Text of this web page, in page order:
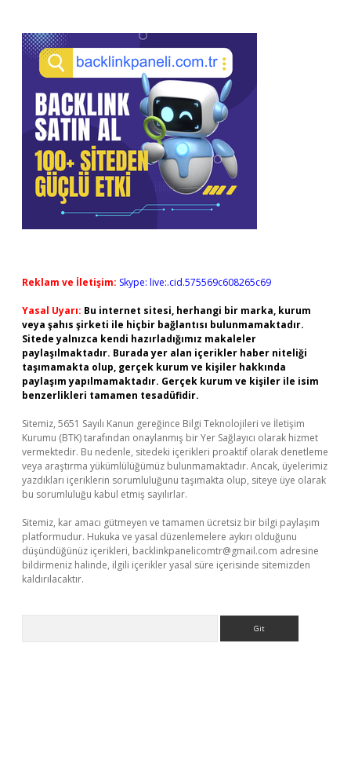
Reklam ve İletişim: Skype: live:.cid.575569c608265c69
Yasal Uyarı: Bu internet sitesi, herhangi bir marka, kurum
veya şahıs şirketi ile hiçbir bağlantısı bulunmamaktadır.
Sitede yalnızca kendi hazırladığımız makaleler
paylaşılmaktadır. Burada yer alan içerikler haber niteliği
taşımamakta olup, gerçek kurum ve kişiler hakkında
paylaşım yapılmamaktadır. Gerçek kurum ve kişiler ile isim
benzerlikleri tamamen tesadüfidir.
Sitemiz, 5651 Sayılı Kanun gereğince Bilgi Teknolojileri ve İletişim
Kurumu (BTK) tarafından onaylanmış bir Yer Sağlayıcı olarak hizmet
vermektedir. Bu nedenle, sitedeki içerikleri proaktif olarak denetleme
veya araştırma yükümlülüğümüz bulunmamaktadır. Ancak, üyelerimiz
yazdıkları içeriklerin sorumluluğunu taşımakta olup, siteye üye olarak
bu sorumluluğu kabul etmiş sayılırlar.
Sitemiz, kar amacı gütmeyen ve tamamen ücretsiz bir bilgi paylaşım
platformudur. Hukuka ve yasal düzenlemelere aykırı olduğunu
düşündüğünüz içerikleri, backlinkpanelicomtr@gmail.com adresine
bildirmeniz halinde, ilgili içerikler yasal süre içerisinde sitemizden
kaldırılacaktır.